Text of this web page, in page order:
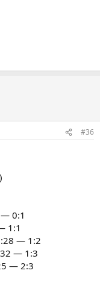
#36
0:1
1:1
— 1:2
— 1:3
— 2:3